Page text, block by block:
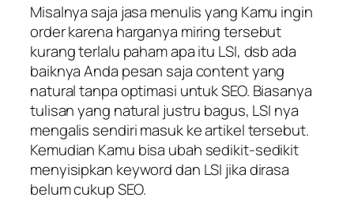
Misalnya saja jasa menulis yang Kamu ingin
order karena harganya miring tersebut
kurang terlalu paham apa itu LSI, dsb ada
baiknya Anda pesan saja content yang
natural tanpa optimasi untuk SEO. Biasanya
tulisan yang natural justru bagus, LSI nya
mengalis sendiri masuk ke artikel tersebut.
Kemudian Kamu bisa ubah sedikit-sedikit
menyisipkan keyword dan LSI jika dirasa
belum cukup SEO.